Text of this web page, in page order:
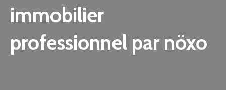
immobilier
professionnel par nöxo